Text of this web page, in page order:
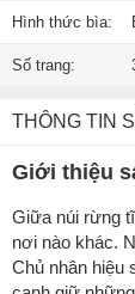
Hình thức bìa:
Số trang:
THÔNG TIN
Giới thiệu
Giữa núi rừng
nơi nào khác.
Chủ nhân hiệu